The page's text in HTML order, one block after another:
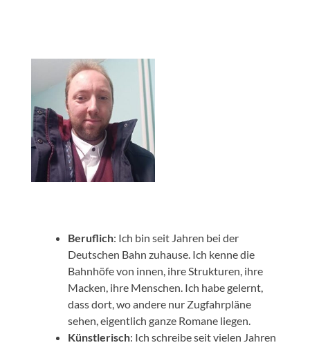
Beruflich: Ich bin seit Jahren bei der
Deutschen Bahn zuhause. Ich kenne die
Bahnhöfe von innen, ihre Strukturen, ihre
Macken, ihre Menschen. Ich habe gelernt,
dass dort, wo andere nur Zugfahrpläne
sehen, eigentlich ganze Romane liegen.
Künstlerisch: Ich schreibe seit vielen Jahren